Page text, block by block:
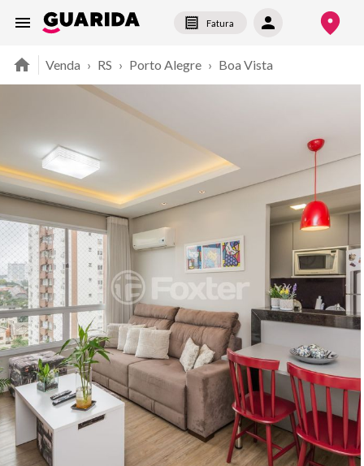
Fatura
Venda › RS › Porto Alegre › Boa Vista